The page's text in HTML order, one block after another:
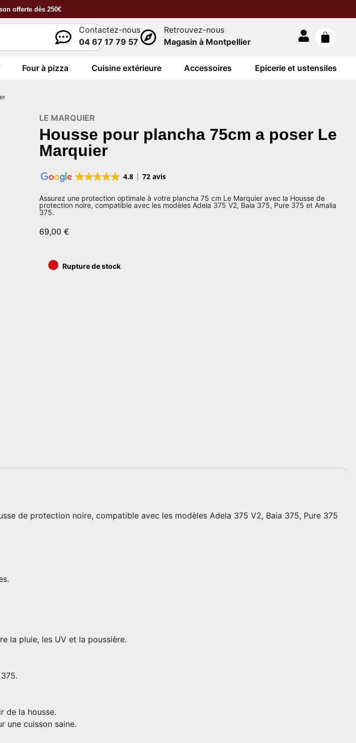
offerte dès 250€
Contactez-nous
04 67 17 79 57
Retrouvez-nous
Magasin à Montpellier
Four à pizza Cuisine extérieure Accessoires Epicerie et ustensiles
LE MARQUIER
Housse pour plancha 75cm a poser Le
Marquier
4.8 72 avis
Assurez une protection optimale à votre plancha 75 cm Le Marquier avec la Housse de
protection noire, compatible avec les modèles Adela 375 V2, Baia 375, Pure 375 et Amalia
375.
69,00 €
• Rupture de stock
de protection noire, compatible avec les modèles Adela 375 V2, Baia 375, Pure 375
la pluie, les UV et la poussière.
de la housse.
une cuisson saine.